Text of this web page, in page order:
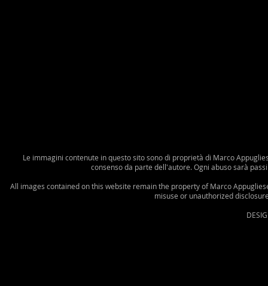
Le immagini contenute in questo sito sono di proprietà di Marco
consenso da parte dell'autore. Ogni abuso sarà
All images contained on this website remain the property of Marco
misuse or unauthorized